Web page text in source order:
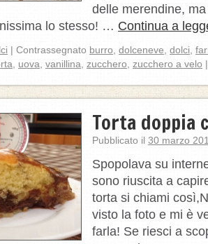
delle merendine,
lo stesso! … Continua a
| Contrassegnato burro dolceneve dolci
uova vanillina zucchero zucchero a velo |
Torta doppia
Pubblicato il 30 marzo
Spopolava su
sono riuscita a
torta si chiami
visto la foto e mi è
farla! Se riesci a